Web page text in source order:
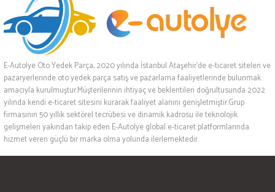
E-Autolye Oto Yedek Parça, 2020 yılında İstanbul Ataşehir’de e-ticaret siteleri ve
pazaryerlerinde oto yedek parça satış ve pazarlama faaliyetlerinde bulunmak
amacıyla kurulmuştur.Müşterilerinin ihtiyaç ve beklentileri doğrultusunda 2022
yılında kendi e-ticaret sitesini kurarak faaliyet alanını genişletmiştir.Grup
firmasının 50 yıllık sektörel tecrübesi ve dinamik kadrosu ile teknolojik
gelişmeleri yakından takip eden E-Autolye global e-ticaret platformlarında
hizmet veren güçlü bir marka olma yolunda ilerlemektedir.